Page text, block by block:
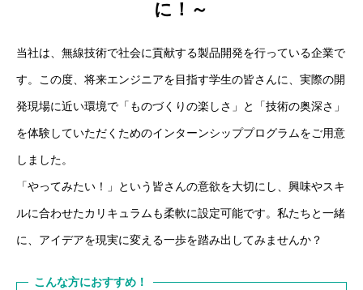
インターンシップ
お知らせ
に！～
当社は、無線技術で社会に貢献する製品開発を行っている企業で
す。この度、将来エンジニアを目指す学生の皆さんに、実際の開
発現場に近い環境で「ものづくりの楽しさ」と「技術の奥深さ」
を体験していただくためのインターンシッププログラムをご用意
しました。
「やってみたい！」という皆さんの意欲を大切にし、興味やスキ
ルに合わせたカリキュラムも柔軟に設定可能です。私たちと一緒
に、アイデアを現実に変える一歩を踏み出してみませんか？
こんな方におすすめ！